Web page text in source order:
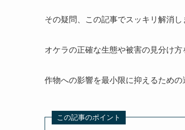
その疑問、この記事でスッキリ解消し
オケラの正確な生態や被害の見分け
作物への影響を最小限に抑えるため
この記事のポイント